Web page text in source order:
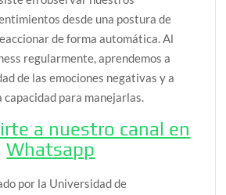
desde una postura de
de forma automática. Al
regularmente, aprendemos a
de las emociones negativas y a
para manejarlas.
a nuestro canal en
Whatsapp
por la Universidad de